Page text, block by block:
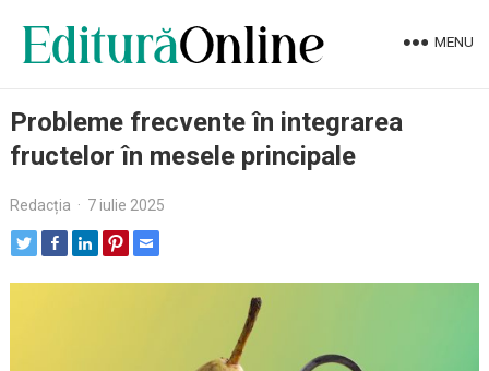
MENU
Probleme frecvente în integrarea
fructelor în mesele principale
Redacția · 7 iulie 2025